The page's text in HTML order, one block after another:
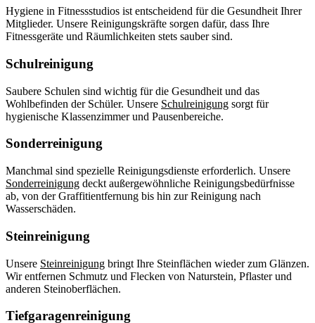
Hygiene in Fitnessstudios ist entscheidend für die Gesundheit Ihrer
Mitglieder. Unsere Reinigungskräfte sorgen dafür, dass Ihre
Fitnessgeräte und Räumlichkeiten stets sauber sind.
Schulreinigung
Saubere Schulen sind wichtig für die Gesundheit und das
Wohlbefinden der Schüler. Unsere Schulreinigung sorgt für
hygienische Klassenzimmer und Pausenbereiche.
Sonderreinigung
Manchmal sind spezielle Reinigungsdienste erforderlich. Unsere
Sonderreinigung deckt außergewöhnliche Reinigungsbedürfnisse
ab, von der Graffitientfernung bis hin zur Reinigung nach
Wasserschäden.
Steinreinigung
Unsere Steinreinigung bringt Ihre Steinflächen wieder zum Glänzen.
Wir entfernen Schmutz und Flecken von Naturstein, Pflaster und
anderen Steinoberflächen.
Tiefgaragenreinigung